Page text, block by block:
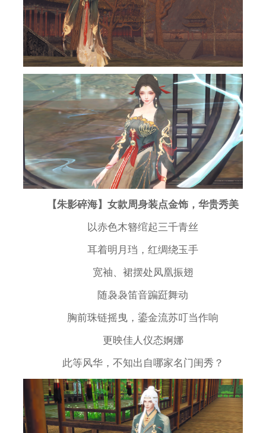
【朱影碎海】女款周身装点金饰，华贵秀美
以赤色木簪绾起三千青丝
耳着明月珰，红绸绕玉手
宽袖、裙摆处凤凰振翅
随袅袅笛音蹁跹舞动
胸前珠链摇曳，鎏金流苏叮当作响
更映佳人仪态婀娜
此等风华，不知出自哪家名门闺秀？